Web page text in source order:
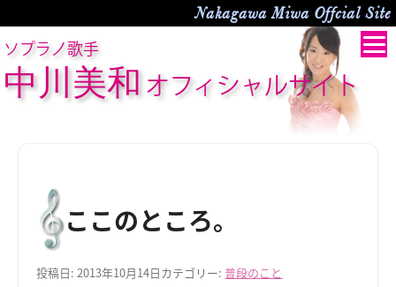
Nakagawa Miwa Offcial Site
ソプラノ歌手
中川美和 オフィシャルサイト
ここのところ。
投稿日:2013年10月14日カテゴリー:普段のこと